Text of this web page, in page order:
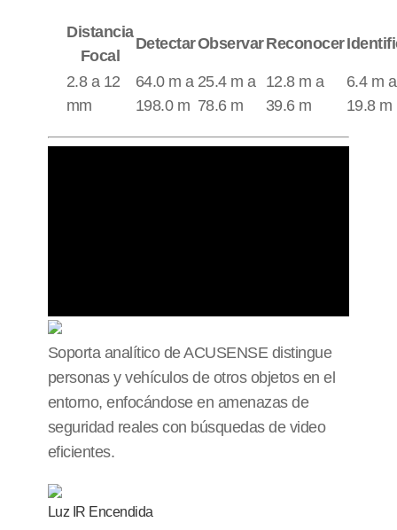
Distancia
Focal
DetectarObservarReconocer
2.8 a 12
mm
64.0 m a
198.0 m
25.4 m a
78.6 m
12.8 m a
39.6 m
6.4 m a
19.8 m
Soporta analítico de ACUSENSE distingue
personas y vehículos de otros objetos en el
entorno, enfocándose en amenazas de
seguridad reales con búsquedas de video
eficientes.
Luz IR Encendida